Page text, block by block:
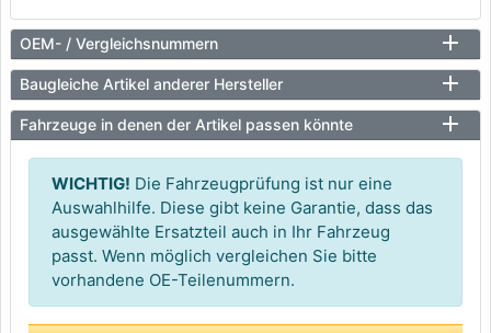
OEM- / Vergleichsnummern
Baugleiche Artikel anderer Hersteller
Fahrzeuge in denen der Artikel passen könnte
WICHTIG! Die Fahrzeugprüfung ist nur eine
Auswahlhilfe. Diese gibt keine Garantie, dass das
ausgewählte Ersatzteil auch in Ihr Fahrzeug
passt. Wenn möglich vergleichen Sie bitte
vorhandene OE-Teilenummern.